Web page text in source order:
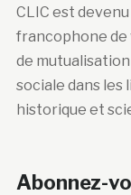
CLIC est
francophone de
de
sociale dans les
historique et
Abonnez-